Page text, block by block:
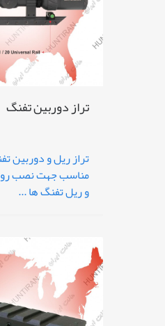
تراز دوربین تفنگ
تراز ریل و دوربین
مناسب جهت نصب
و ریل تفنگ ها ...